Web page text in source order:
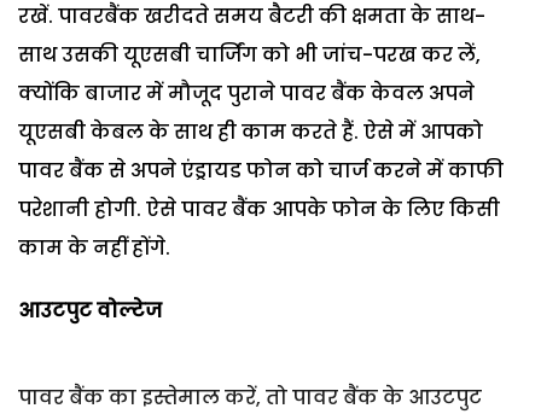
रखें. पावरबैंक खरीदते समय बैटरी की क्षमता के साथ-
साथ उसकी यूएसबी चार्जिंग को भी जांच-परख कर लें,
क्योंकि बाजार में मौजूद पुराने पावर बैंक केवल अपने
यूएसबी केबल के साथ ही काम करते हैं. ऐसे में आपको
पावर बैंक से अपने एंड्रायड फोन को चार्ज करने में काफी
परेशानी होगी. ऐसे पावर बैंक आपके फोन के लिए किसी
काम के नहीं होंगे.
आउटपुट वोल्टेज
पावर बैंक का इस्तेमाल करें, तो पावर बैंक के आउटपुट